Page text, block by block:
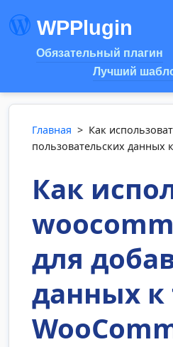
WPPlugin
Обязательный плагин
Лучший
Главная > Как
пользовательских данных
Как
для
данных к